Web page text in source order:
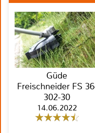
Güde
Freischneider FS 36-
302-30
14.06.2022